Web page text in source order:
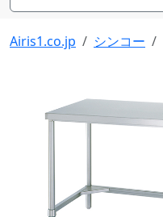
Airis1.co.jp シンコー